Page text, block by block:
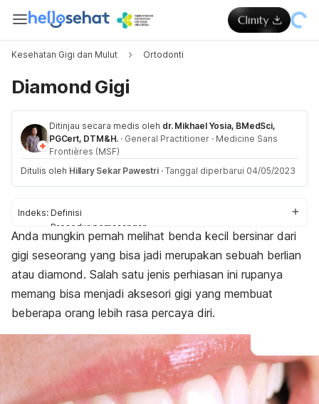
Kesehatan Gigi dan Mulut Ortodonti
Diamond Gigi
Ditinjau secara medis oleh dr. Mikhael Yosia, BMedSci,
PGCert, DTM&H. · General Practitioner · Medicine Sans
Frontières (MSF)
Ditulis oleh Hillary Sekar Pawestri · Tanggal diperbarui 04/05/2023
Indeks: Definisi
Prosedur pemasangan
Risiko
Perawatan
Anda mungkin pernah melihat benda kecil bersinar dari
gigi seseorang yang bisa jadi merupakan sebuah berlian
atau diamond. Salah satu jenis perhiasan ini rupanya
memang bisa menjadi aksesori gigi yang membuat
beberapa orang lebih rasa percaya diri.